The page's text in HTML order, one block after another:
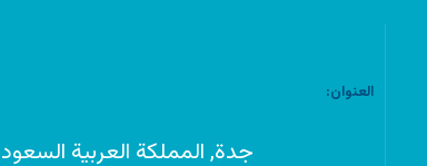
العنوان:
جدة, المملكة العربية